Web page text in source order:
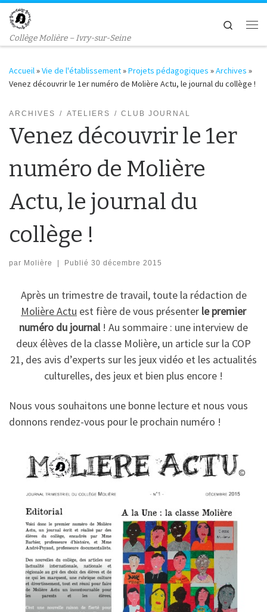
Passer au contenu
Collège Molière – Ivry-sur-Seine
Search
Accueil »Vie de l'établissement»Projets pédagogiques »Archives »
Venez découvrir le 1er numéro de Molière Actu, le journal du collège !
ARCHIVES ATELIERS CLUB JOURNAL
Venez découvrir le 1er
numéro de Molière
Actu, le journal du
collège !
par Molière Publié 30 décembre 2015
Après un trimestre de travail, toute la rédaction de
Molière Actu est fière de vous présenter le premier
numéro du journal! Au sommaire : une interview de
deux élèves de la classe Molière, un article sur la COP
21, des avis d’experts sur les jeux vidéo et les actualités
culturelles, des jeux et bien plus encore !
Nous vous souhaitons une bonne lecture et nous vous
donnons rendez-vous pour le prochain numéro !